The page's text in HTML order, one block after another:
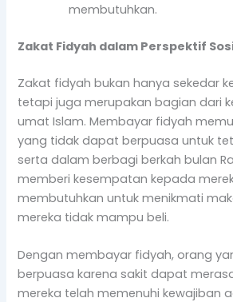
membutuhkan.
Zakat Fidyah dalam Perspektif
Zakat fidyah bukan hanya sekedar
tetapi juga merupakan bagian dari
umat Islam. Membayar fidyah
yang tidak dapat berpuasa untuk
serta dalam berbagi berkah bulan
memberi kesempatan kepada
membutuhkan untuk menikmati
mereka tidak mampu beli.
Dengan membayar fidyah, orang
berpuasa karena sakit dapat
mereka telah memenuhi kewajiban